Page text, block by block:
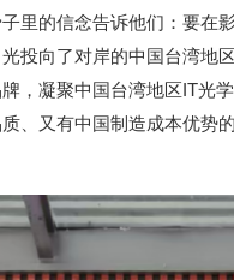
的信念告诉他们：要在
投向了对岸的中国台湾
，凝聚中国台湾地区IT光
、又有中国制造成本优势